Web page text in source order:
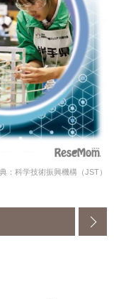
：科学技術振興機構（JST）